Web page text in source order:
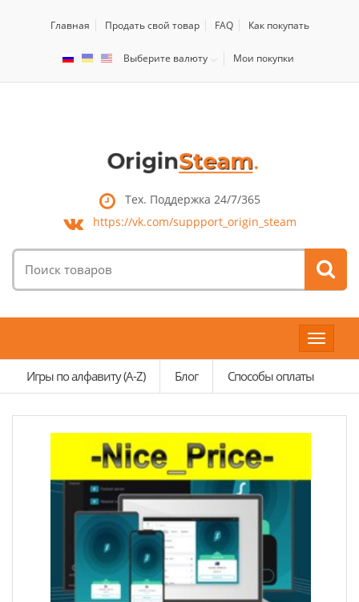
Главная Продать свой товар FAQ Как покупать
Выберите валюту Мои покупки
Тех. Поддержка 24/7/365
https://vk.com/suppport_origin_steam
товаров:
Toggle
Игры по алфавиту (A-Z)
Блог Способы оплаты